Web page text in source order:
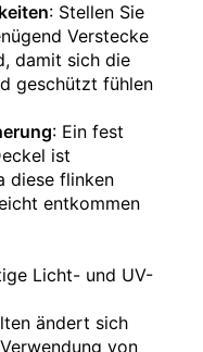
: Stellen Sie
Verstecke
damit sich die
geschützt fühlen
: Ein fest
ist
diese flinken
entkommen
Licht- und UV-
ändert sich
von